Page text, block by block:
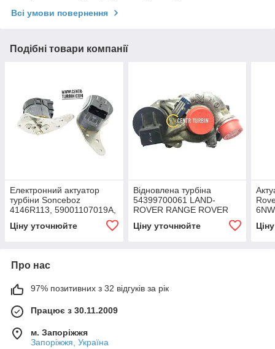
Всі умови повернення
Подібні товари компанії
Електронний актуатор
турбіни Sonceboz
4146R113, 59001107019A,
Range Rover Sport 2.7D
Ціну уточнюйте
Відновлена турбіна
54399700061 LAND-
ROVER RANGE ROVER
Ціну уточнюйте
Про нас
97% позитивних з 32 відгуків за рік
Працює з 30.11.2009
м. Запоріжжя
Запоріжжя, Україна